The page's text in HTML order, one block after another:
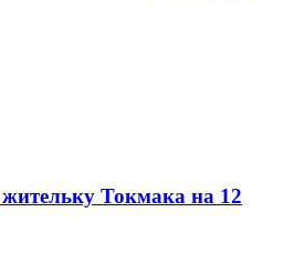
Токмака на 12